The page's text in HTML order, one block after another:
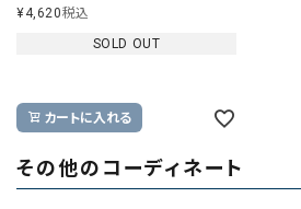
¥4,620税込
SOLD OUT
カートに入れる
その他のコーディネート